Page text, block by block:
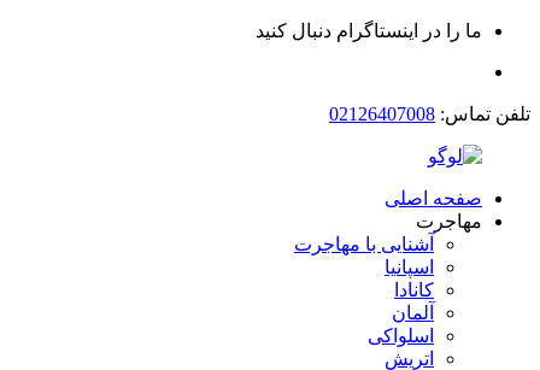
ما را در اینستاگرام دنبال کنید
تلفن تماس: 02126407008
صفحه اصلی
مهاجرت
آشنایی با مهاجرت
اسپانیا
کانادا
آلمان
اسلواکی
اتریش